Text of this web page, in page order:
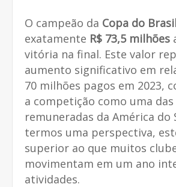
O campeão da Copa do
exatamente R$ 73,5 milhões
vitória na final. Este valor
aumento significativo em
70 milhões pagos em 2023,
a competição como uma
remuneradas da América do
termos uma perspectiva,
superior ao que muitos
movimentam em um ano
atividades.